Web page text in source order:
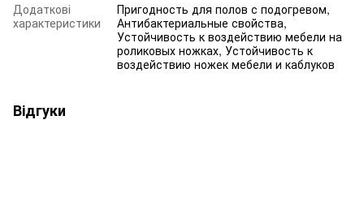
Додаткові
характеристики
Пригодность для полов с подогревом,
Антибактериальные свойства,
Устойчивость к воздействию мебели на
роликовых ножках, Устойчивость к
воздействию ножек мебели и каблуков
Відгуки